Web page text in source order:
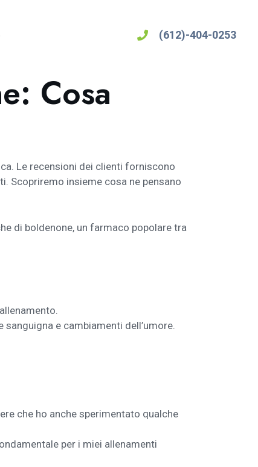
(612)-404-0253
Cosa
Le recensioni dei clienti forniscono
Scopriremo insieme cosa ne pensano
di boldenone, un farmaco popolare tra
e cambiamenti dell’umore.
che ho anche sperimentato qualche
per i miei allenamenti